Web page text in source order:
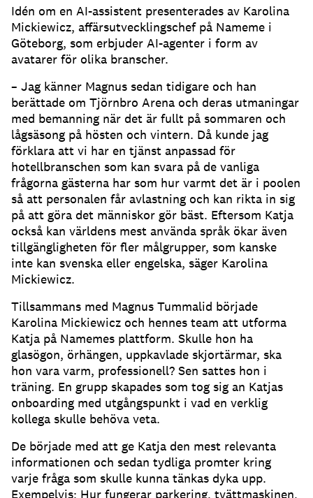
Idén om en AI-assistent presenterades av Karolina
Mickiewicz, affärsutvecklingschef på Nameme i
Göteborg, som erbjuder AI-agenter i form av
avatarer för olika branscher.
– Jag känner Magnus sedan tidigare och han
berättade om Tjörnbro Arena och deras utmaningar
med bemanning när det är fullt på sommaren och
lågsäsong på hösten och vintern. Då kunde jag
förklara att vi har en tjänst anpassad för
hotellbranschen som kan svara på de vanliga
frågorna gästerna har som hur varmt det är i poolen
så att personalen får avlastning och kan rikta in sig
på att göra det människor gör bäst. Eftersom Katja
också kan världens mest använda språk ökar även
tillgängligheten för fler målgrupper, som kanske
inte kan svenska eller engelska, säger Karolina
Mickiewicz.
Tillsammans med Magnus Tummalid började
Karolina Mickiewicz och hennes team att utforma
Katja på Namemes plattform. Skulle hon ha
glasögon, örhängen, uppkavlade skjortärmar, ska
hon vara varm, professionell? Sen sattes hon i
träning. En grupp skapades som tog sig an Katjas
onboarding med utgångspunkt i vad en verklig
kollega skulle behöva veta.
De började med att ge Katja den mest relevanta
informationen och sedan tydliga promter kring
varje fråga som skulle kunna tänkas dyka upp.
Exempelvis: Hur fungerar parkering, tvättmaskinen,